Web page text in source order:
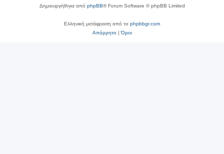
Δημιουργήθηκε από phpBB® Forum Software © phpBB Limited
Ελληνική μετάφραση από το phpbbgr.com
Απόρρητο|Όροι